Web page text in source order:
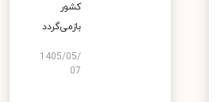
کشور
بازمی‌گردد
1405/05/
07